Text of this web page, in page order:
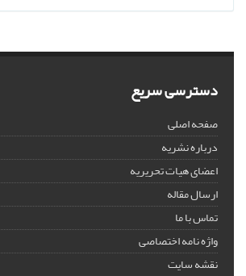
دسترسی سریع
صفحه اصلی
درباره نشریه
اعضای هیات تحریریه
ارسال مقاله
تماس با ما
واژه نامه اختصاصی
نقشه سایت